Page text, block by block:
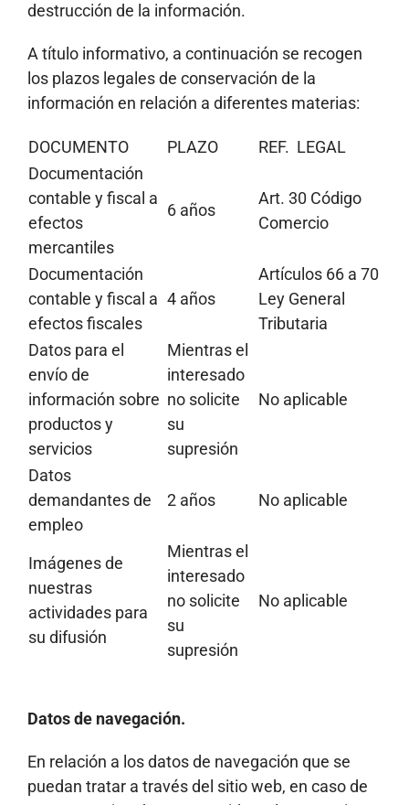
destrucción de la información.
A título informativo, a continuación se recogen
los plazos legales de conservación de la
información en relación a diferentes materias:
DOCUMENTO PLAZO
REF. LEGAL
Documentación
contable y fiscal a
efectos
mercantiles
6 años
Art. 30 Código
Comercio
Documentación
contable y fiscal a
efectos fiscales
4 años
Artículos 66 a 70
Ley General
Tributaria
Datos para el
envío de
información sobre
productos y
servicios
Mientras el
interesado
no solicite
su
supresión
No aplicable
Datos
demandantes de
empleo
2 años No aplicable
Imágenes de
nuestras
actividades para
su difusión
Mientras el
interesado
no solicite
su
supresión
No aplicable
Datos de navegación.
En relación a los datos de navegación que se
puedan tratar a través del sitio web, en caso de